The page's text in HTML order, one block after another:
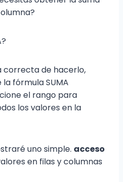
correcta de hacerlo,
fórmula SUMA
el rango para
los valores en la
uno simple. acceso
en filas y columnas